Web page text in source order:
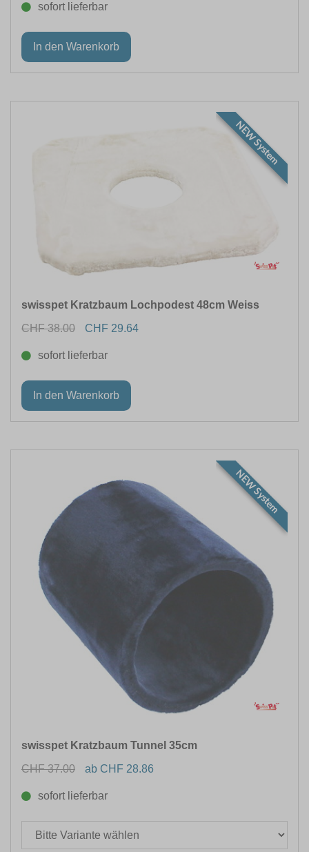
sofort lieferbar
NEW System
swisspet Kratzbaum Lochpodest 48cm Weiss
CHF 38.00
CHF 29.64
sofort lieferbar
NEW System
swisspet Kratzbaum Tunnel 35cm
CHF 37.00
ab CHF 28.86
sofort lieferbar